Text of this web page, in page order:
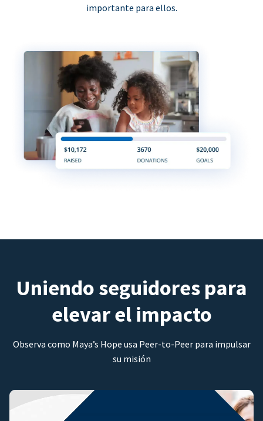
importante para ellos.
Uniendo seguidores para
elevar el impacto
Observa como Maya’s Hope usa Peer-to-Peer para impulsar
su misión